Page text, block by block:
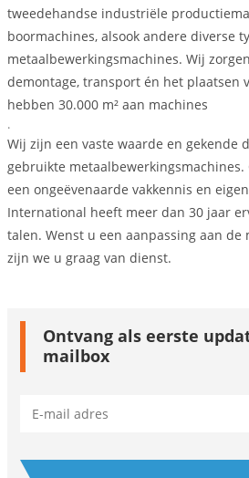
tweedehandse industriële
boormachines, alsook andere diverse
metaalbewerkingsmachines. Wij
demontage, transport én het plaatsen
hebben 30.000 m² aan machines
.
Wij zijn een vaste waarde en gekende
gebruikte
een ongeëvenaarde vakkennis en
International heeft meer dan 30 jaar
talen. Wenst u een aanpassing aan de
zijn we u graag van dienst.
Ontvang als eerste
mailbox